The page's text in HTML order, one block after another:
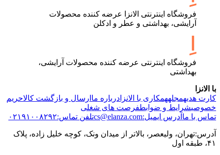
فروشگاه اینترنتی الانزا عرضه کننده محصولات
آرایشی، بهداشتی و عطر و ادکلن
فروشگاه اینترنتی عرضه کننده محصولات آرایشی،
بهداشتی
با الانزا
کارت هدیهمجلههمکاری با الانزا درباره ما ارسال و بازگشت کالاحریم
خصوصیشرایط و ضوابطفرصت های شغلی
تماس با ما آدرس ایمیل:cs@elanza.com تلفن تماس:۰۲۱۹۱۰۰۸۲۹۲
آدرس:تهران، ولیعصر، بالاتر از میدان ونک، کوچه خلیل زاده، پلاک
۴۱، طبقه اول